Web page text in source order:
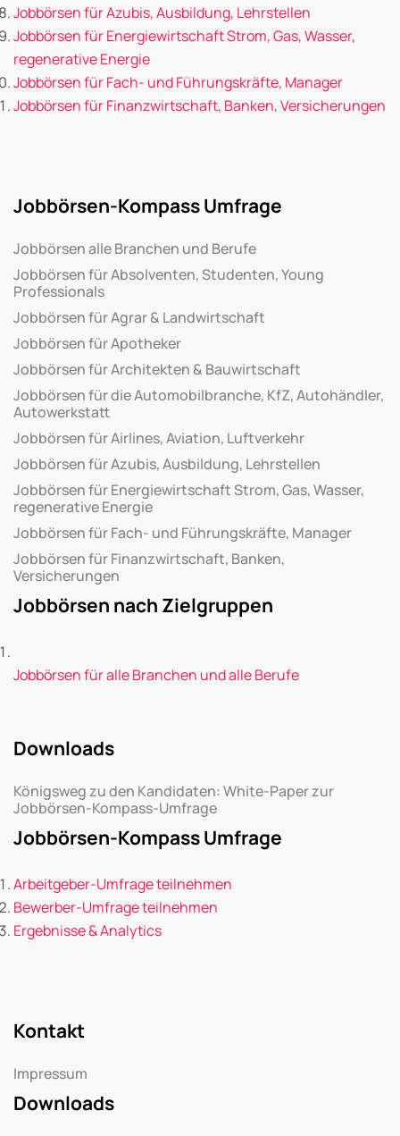
Jobbörsen für Azubis, Ausbildung, Lehrstellen
Jobbörsen für Energiewirtschaft Strom, Gas, Wasser,
regenerative Energie
Jobbörsen für Fach- und Führungskräfte, Manager
Jobbörsen für Finanzwirtschaft, Banken, Versicherungen
Jobbörsen-Kompass Umfrage
Jobbörsen alle Branchen und Berufe
Jobbörsen für Absolventen, Studenten, Young
Professionals
Jobbörsen für Agrar & Landwirtschaft
Jobbörsen für Apotheker
Jobbörsen für Architekten & Bauwirtschaft
Jobbörsen für die Automobilbranche, KfZ, Autohändler,
Autowerkstatt
Jobbörsen für Airlines, Aviation, Luftverkehr
Jobbörsen für Azubis, Ausbildung, Lehrstellen
Jobbörsen für Energiewirtschaft Strom, Gas, Wasser,
regenerative Energie
Jobbörsen für Fach- und Führungskräfte, Manager
Jobbörsen für Finanzwirtschaft, Banken,
Versicherungen
Jobbörsen nach Zielgruppen
Jobbörsen für alle Branchen und alle Berufe
Downloads
Königsweg zu den Kandidaten: White-Paper zur
Jobbörsen-Kompass-Umfrage
Jobbörsen-Kompass Umfrage
Arbeitgeber-Umfrage teilnehmen
Bewerber-Umfrage teilnehmen
Ergebnisse & Analytics
Kontakt
Impressum
Downloads